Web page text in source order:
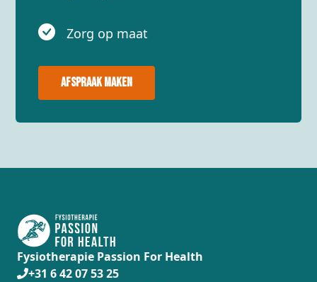
Zorg op maat
Afspraak maken
Fysiotherapie Passion For Health
+31 6 42 07 53 25